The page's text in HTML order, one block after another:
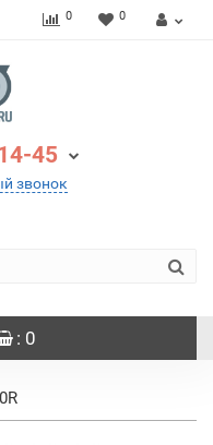
0 0
45
звонок
: 0